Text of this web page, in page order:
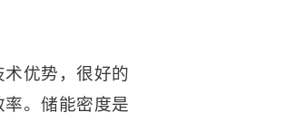
优势，很好的
。储能密度是